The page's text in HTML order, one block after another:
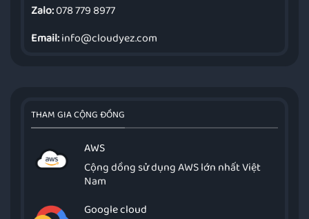
Zalo:078 779 8977
Email:info@cloudyez.com
THAM GIA CỘNG ĐỒNG
AWS
Cộng dồng sử dụng AWS lớn nhất Việt
Nam
Google cloud